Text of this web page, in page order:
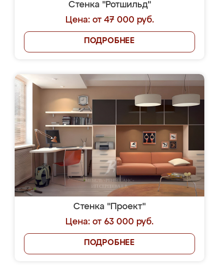
Стенка "Ротшильд"
Цена: от 47 000 руб.
ПОДРОБНЕЕ
Стенка "Проект"
Цена: от 63 000 руб.
ПОДРОБНЕЕ